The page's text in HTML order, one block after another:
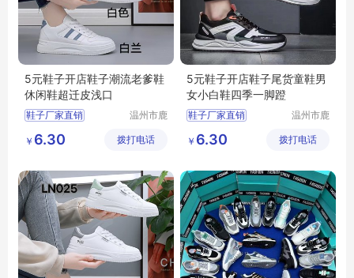
5元鞋子开店鞋子潮流老爹鞋
休闲鞋超迁皮浅口
鞋子厂家直销
地摊鞋子批发
底价鞋批发
温州市鹿
步鞋行
￥ 6.30 拨打电话
5元鞋子开店鞋子尾货童鞋男
女小白鞋四季一脚蹬
鞋子厂家直销
地摊鞋子批发
底价鞋批发
温州市鹿
步鞋行
￥ 6.30 拨打电话